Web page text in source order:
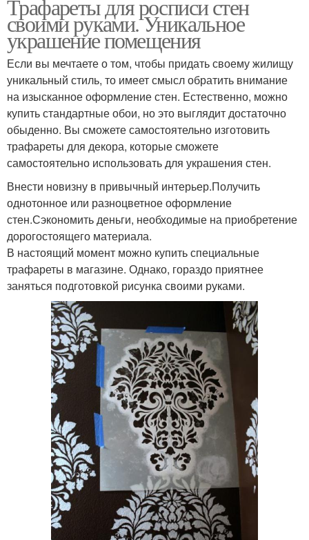
Трафареты для росписи стен
своими руками. Уникальное
украшение помещения
Если вы мечтаете о том, чтобы придать своему жилищу
уникальный стиль, то имеет смысл обратить внимание
на изысканное оформление стен. Естественно, можно
купить стандартные обои, но это выглядит достаточно
обыденно. Вы сможете самостоятельно изготовить
трафареты для декора, которые сможете
самостоятельно использовать для украшения стен.
Внести новизну в привычный интерьер.Получить
однотонное или разноцветное оформление
стен.Сэкономить деньги, необходимые на приобретение
дорогостоящего материала.
В настоящий момент можно купить специальные
трафареты в магазине. Однако, гораздо приятнее
заняться подготовкой рисунка своими руками.